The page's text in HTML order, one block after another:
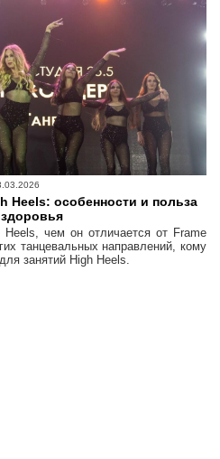
Heels: особенности и польза
Heels, чем он отличается от Frame
танцевальных направлений, кому
занятий High Heels.